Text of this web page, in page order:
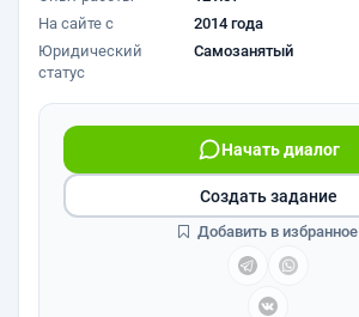
На сайте с
2014 года
Юридический
статус
Самозанятый
Начать диалог
Создать задание
Добавить в избранное